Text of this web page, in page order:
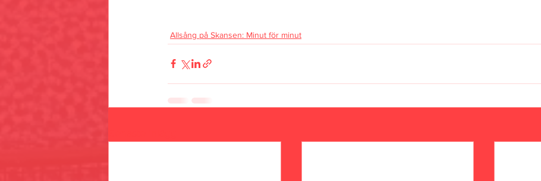
Allsång på Skansen: Minut för minut